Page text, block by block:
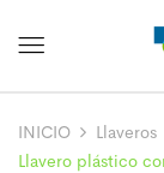
INICIO Llaveros
Llavero plástico